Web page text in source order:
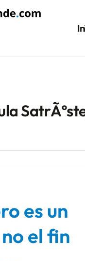
es un
el fin